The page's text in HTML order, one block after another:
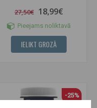
27,50€ 18,99€
Pieejams noliktavā
IELIKT GROZĀ
-25%